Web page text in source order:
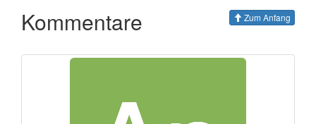
Kommentare Zum Anfang